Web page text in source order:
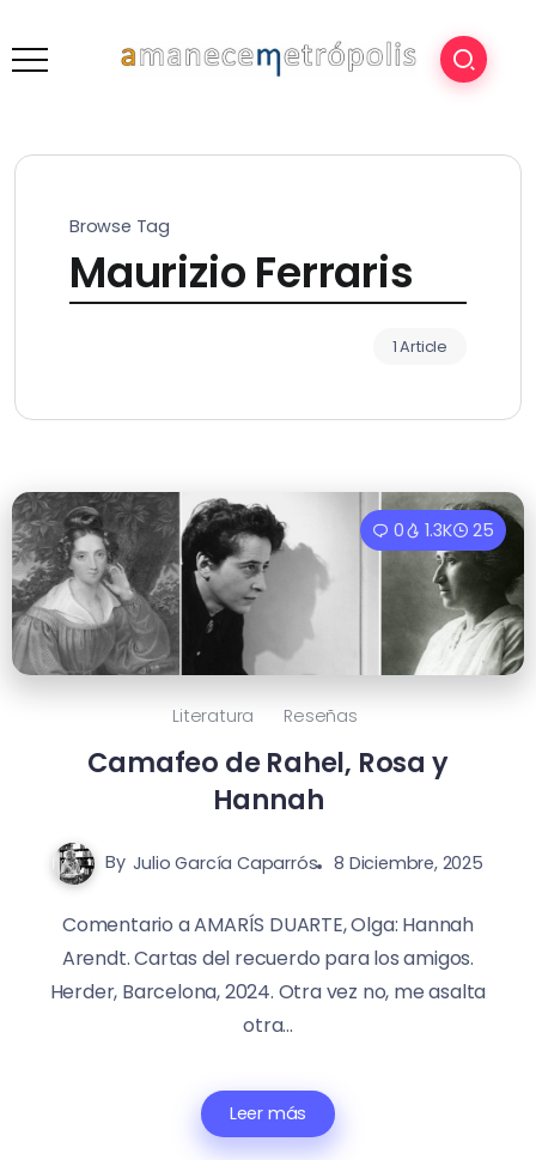
Browse Tag
Maurizio Ferraris
1 Article
0 1.3K 25
Literatura Reseñas
Camafeo de Rahel, Rosa y
Hannah
By Julio García Caparrós 8 Diciembre, 2025
Comentario a AMARÍS DUARTE, Olga: Hannah
Arendt. Cartas del recuerdo para los amigos.
Herder, Barcelona, 2024. Otra vez no, me asalta
otra...
Leer más